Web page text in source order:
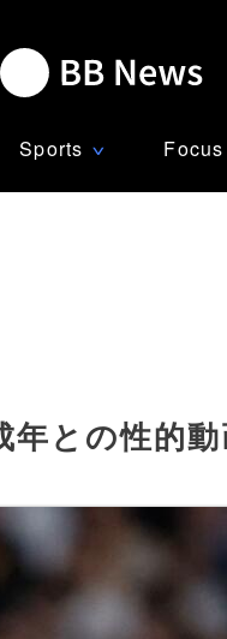
Sports ∨ Focus
との性的